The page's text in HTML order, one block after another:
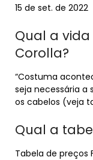
15 de set. de 2022
Qual a
Corolla?
“Costuma
seja necessária a
os cabelos (veja
Qual a
Tabela de preços